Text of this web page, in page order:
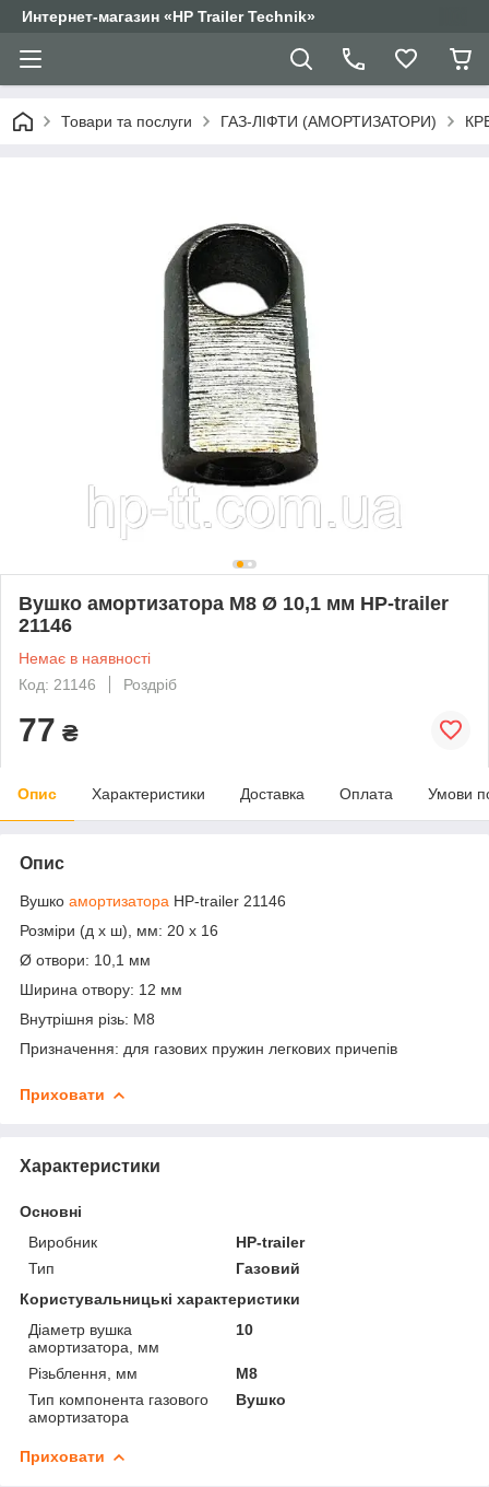
Интернет-магазин «HP Trailer Technik»
Товари та послуги ГАЗ-ЛІФТИ (АМОРТИЗАТОРИ)
Вушко амортизатора М8 Ø 10,1 мм HP-trailer
21146
Немає в наявності
Код: 21146
Роздріб
77 ₴
Опис Характеристики Доставка Оплата Умови
Опис
Вушко амортизатора HP-trailer 21146
Розміри (д х ш), мм: 20 х 16
Ø отвори: 10,1 мм
Ширина отвору: 12 мм
Внутрішня різь: М8
Призначення: для газових пружин легкових причепів
Приховати
Характеристики
Основні
Виробник
HP-trailer
Тип
Газовий
Користувальницькі характеристики
Діаметр вушка
амортизатора, мм
10
Різьблення, мм
М8
Тип компонента газового
амортизатора
Вушко
Приховати